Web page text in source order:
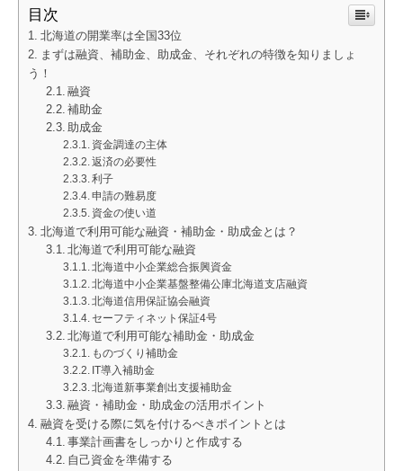
目次
北海道の開業率は全国33位
まずは融資、補助金、助成金、それぞれの特徴を知りましょ
う！
融資
補助金
助成金
資金調達の主体
返済の必要性
利子
申請の難易度
資金の使い道
北海道で利用可能な融資・補助金・助成金とは？
北海道で利用可能な融資
北海道中小企業総合振興資金
北海道中小企業基盤整備公庫北海道支店融資
北海道信用保証協会融資
セーフティネット保証4号
北海道で利用可能な補助金・助成金
ものづくり補助金
IT導入補助金
北海道新事業創出支援補助金
融資・補助金・助成金の活用ポイント
融資を受ける際に気を付けるべきポイントとは
事業計画書をしっかりと作成する
自己資金を準備する